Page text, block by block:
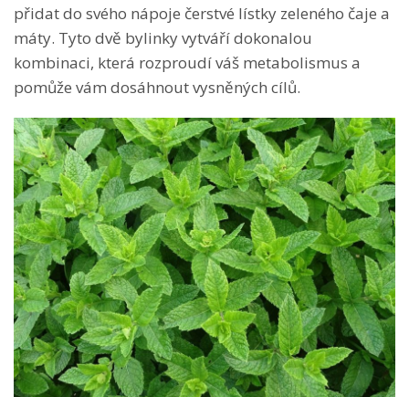
přidat do svého nápoje čerstvé lístky zeleného čaje a
máty. Tyto dvě bylinky vytváří dokonalou
kombinaci, která rozproudí váš metabolismus a
pomůže vám dosáhnout vysněných cílů.